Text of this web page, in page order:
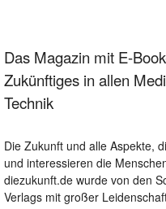
Das Magazin mit E-
Zukünftiges in allen
Technik
Die Zukunft und alle Aspekte,
und interessieren die
diezukunft.de wurde von den
Verlags mit großer